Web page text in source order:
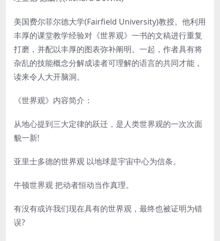
美国费尔菲尔德大学(Fairfield University)教授。他利用
丰厚的课堂教学经验对《世界观》一书的文稿进行重复
打磨，并配以丰厚的图表弥补阐明。一起，作者具有将
杂乱的技能概念分解成读者可理解的语言的共同才能，
读来令人大开脑洞。
《世界观》内容简介：
从地心提到三大定律的跃迁，是人类世界观的一次次面
貌一新!
亚里士多德的世界观 以地球是宇宙中心为信条。
牛顿世界观 把动者恒动当作真理。
有没有或许我们现在具有的世界观，最终也被证明为错
误?